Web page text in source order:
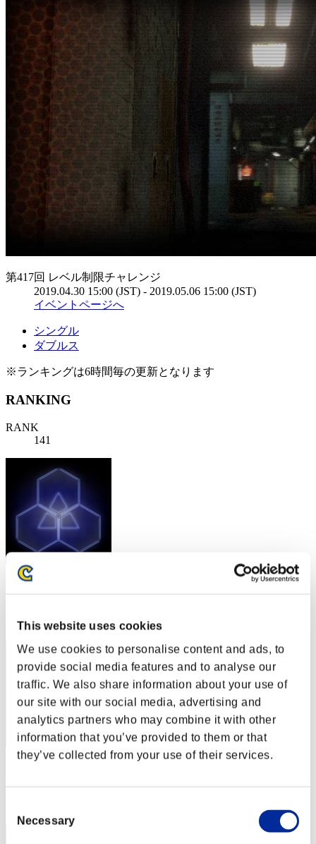
This website uses cookies
We use cookies to personalise content and ads, to
provide social media features and to analyse our
traffic. We also share information about your use of
our site with our social media, advertising and
analytics partners who may combine it with other
information that you’ve provided to them or that
they’ve collected from your use of their services.
Selection
Necessary
第417回 レベル制限チャレンジ
2019.04.30 15:00 (JST) - 2019.05.06 15:00 (JST)
イベントページへ
シングル
ダブルス
※ランキングは6時間毎の更新となります
RANKING
RANK
141
スコア: -
142